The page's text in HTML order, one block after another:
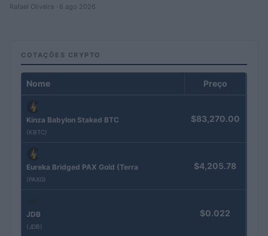
Rafael Oliveira · 6 ago 2026
COTAÇÕES CRYPTO
Nome Preço
Kinza Babylon Staked BTC
(KBTC)
$83,270.00
Eureka Bridged PAX Gold (Terra
(PAXG)
$4,205.78
JDB
(JDB)
$0.022